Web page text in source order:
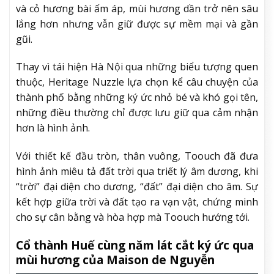
và cỏ hương bài ấm áp, mùi hương dần trở nên sâu
lắng hơn nhưng vẫn giữ được sự mềm mại và gần
gũi.
Thay vì tái hiện Hà Nội qua những biểu tượng quen
thuộc, Heritage Nuzzle lựa chọn kể câu chuyện của
thành phố bằng những ký ức nhỏ bé và khó gọi tên,
những điều thường chỉ được lưu giữ qua cảm nhận
hơn là hình ảnh.
Với thiết kế đầu tròn, thân vuông, Toouch đã đưa
hình ảnh miêu tả đất trời qua triết lý âm dương, khi
“trời” đại diện cho dương, “đất” đại diện cho âm. Sự
kết hợp giữa trời và đất tạo ra vạn vật, chứng minh
cho sự cân bằng và hòa hợp mà Toouch hướng tới.
Cổ thành Huế cùng năm lát cắt ký ức qua
mùi hương của Maison de Nguyễn